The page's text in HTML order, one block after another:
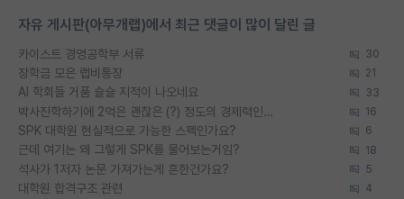
자유 게시판(아무개랩)에서 최근 댓글이 많이 달린 글
카이스트 경영공학부 서류 30
장학금 모은 랩비통장 21
AI 학회들 거품 슬슬 지적이 나오네요 33
박사진학하기에 2억은 괜찮은 (?) 정도의 경제력인가요 16
SPK 대학원 현실적으로 가능한 스펙인가요? 6
근데 여기는 왜 그렇게 SPK를 물어보는거임? 18
석사가 1저자 논문 가져가는게 흔한건가요? 5
대학원 합격구조 관련 4